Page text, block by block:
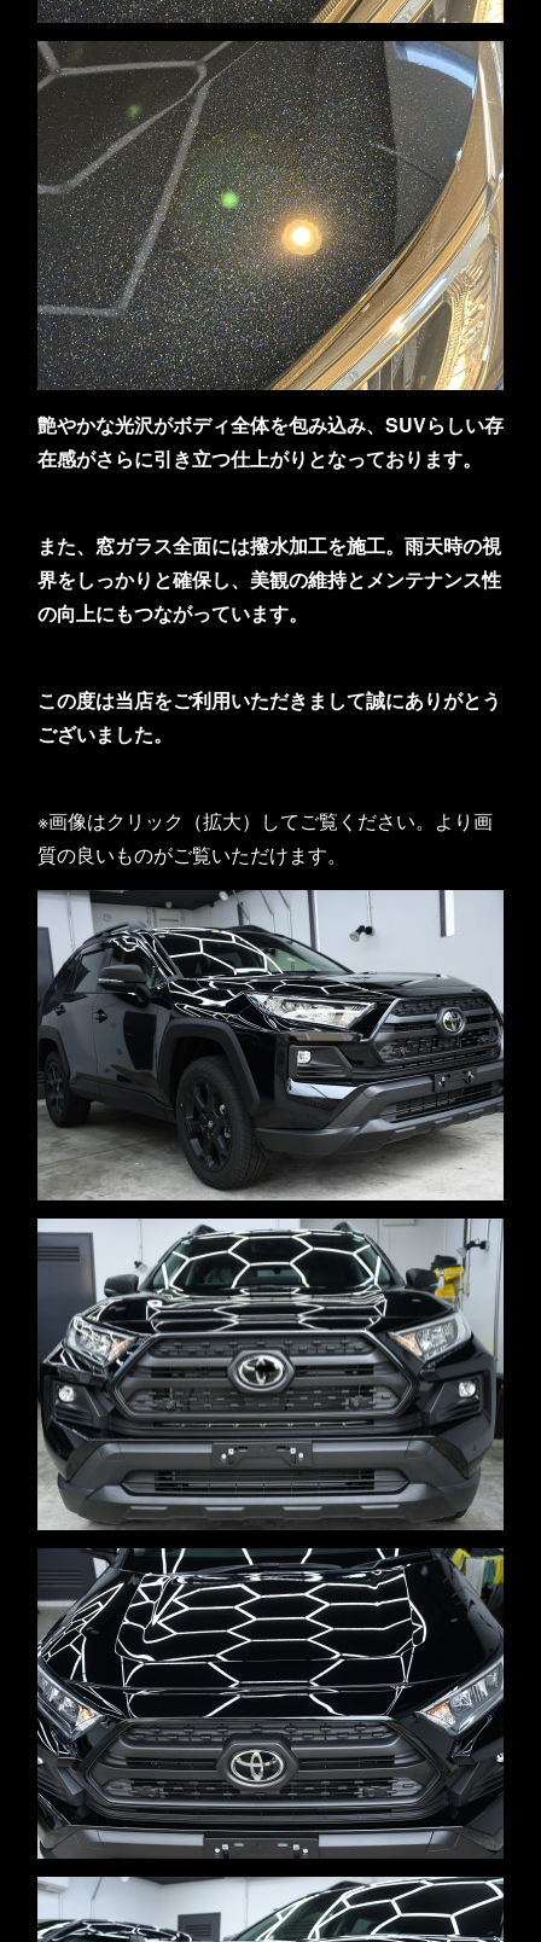
艶やかな光沢がボディ全体を包み込み、SUVらしい存
在感がさらに引き立つ仕上がりとなっております。
また、窓ガラス全面には撥水加工を施工。雨天時の視
界をしっかりと確保し、美観の維持とメンテナンス性
の向上にもつながっています。
この度は当店をご利用いただきまして誠にありがとう
ございました。
※画像はクリック（拡大）してご覧ください。より画
質の良いものがご覧いただけます。